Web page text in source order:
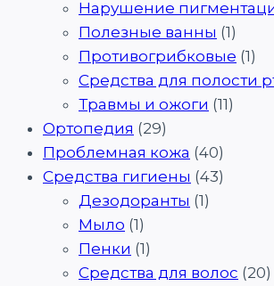
Нарушение
Полезные ванны (1)
Противогрибковые (1)
Средства для полости
Травмы и ожоги (11)
Ортопедия (29)
Проблемная кожа (40)
Средства гигиены (43)
Дезодоранты (1)
Мыло (1)
Пенки (1)
Средства для волос (20)